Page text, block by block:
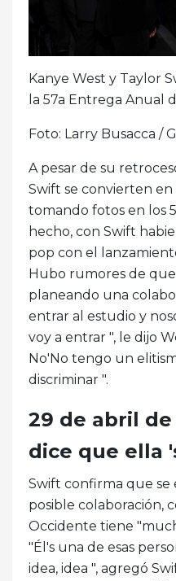
Kanye West y Taylor
la 57a Entrega Anual
Foto: Larry Busacca /
A pesar de su
Swift se convierten en
tomando fotos en los
hecho, con Swift
pop con el
Hubo rumores de
planeando una
entrar al estudio y
voy a entrar ", le dijo
No'No tengo un
discriminar ".
29 de abril de
dice que ella
Swift confirma que se
posible colaboración,
Occidente tiene
"Él's una de esas
idea, idea ", agregó